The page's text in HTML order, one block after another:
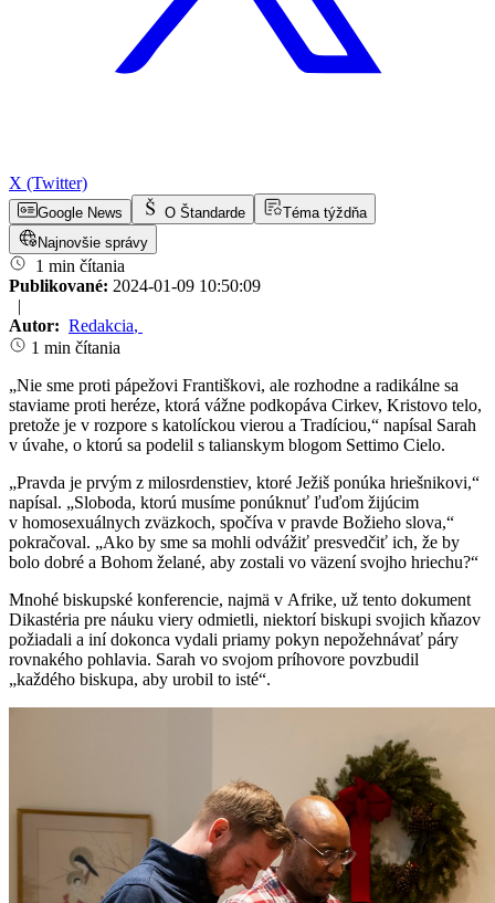
X (Twitter)
Google News O Štandarde
Téma týždňa
Najnovšie správy
1 min čítania
Publikované: 2024-01-09 10:50:09
|
Autor: Redakcia,
1 min čítania
„Nie sme proti pápežovi Františkovi, ale rozhodne a radikálne sa
staviame proti heréze, ktorá vážne podkopáva Cirkev, Kristovo telo,
pretože je v rozpore s katolíckou vierou a Tradíciou,“ napísal Sarah
v úvahe, o ktorú sa podelil s talianskym blogom Settimo Cielo.
„Pravda je prvým z milosrdenstiev, ktoré Ježiš ponúka hriešnikovi,“
napísal. „Sloboda, ktorú musíme ponúknuť ľuďom žijúcim
v homosexuálnych zväzkoch, spočíva v pravde Božieho slova,“
pokračoval. „Ako by sme sa mohli odvážiť presvedčiť ich, že by
bolo dobré a Bohom želané, aby zostali vo väzení svojho hriechu?“
Mnohé biskupské konferencie, najmä v Afrike, už tento dokument
Dikastéria pre náuku viery odmietli, niektorí biskupi svojich kňazov
požiadali a iní dokonca vydali priamy pokyn nepožehnávať páry
rovnakého pohlavia. Sarah vo svojom príhovore povzbudil
„každého biskupa, aby urobil to isté“.